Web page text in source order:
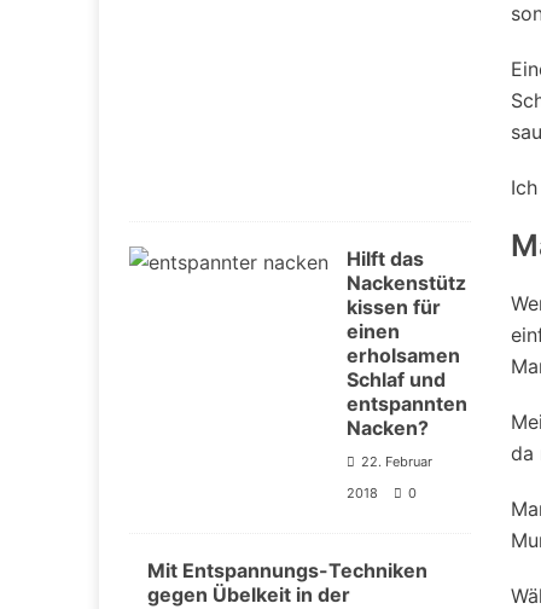
da
Hilft das
Nackenstütz
kissen für
einen
erholsamen
Schlaf und
entspannten
Nacken?
22. Februar
2018
0
Mit Entspannungs-Techniken
gegen Übelkeit in der